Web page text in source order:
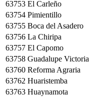
63753 El Carleño
63754 Pimientillo
63755 Boca del Asadero
63756 La Chiripa
63757 El Capomo
63758 Guadalupe Victoria
63760 Reforma Agraria
63762 Huaristemba
63763 Huaynamota